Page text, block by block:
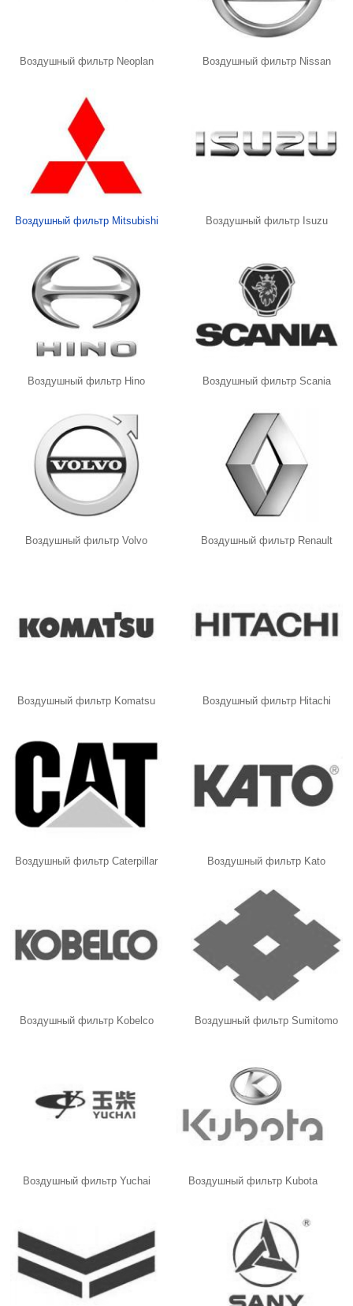
Воздушный фильтр Neoplan Воздушный фильтр Nissan
Воздушный фильтр Mitsubishi Воздушный фильтр Isuzu
Воздушный фильтр Hino Воздушный фильтр Scania
Воздушный фильтр Volvo Воздушный фильтр Renault
Воздушный фильтр Komatsu Воздушный фильтр Hitachi
Воздушный фильтр Caterpillar Воздушный фильтр Kato
Воздушный фильтр Kobelco Воздушный фильтр Sumitomo
Воздушный фильтр Yuchai Воздушный фильтр Kubota